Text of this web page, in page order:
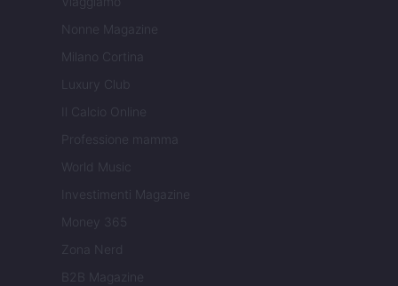
Nonne Magazine
Milano Cortina
Luxury Club
Il Calcio Online
Professione mamma
World Music
Investimenti Magazine
Money 365
Zona Nerd
B2B Magazine